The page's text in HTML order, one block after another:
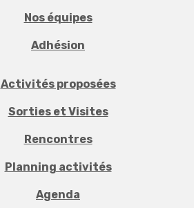
Nos équipes
Adhésion
Activités proposées
Sorties et Visites
Rencontres
Planning activités
Agenda